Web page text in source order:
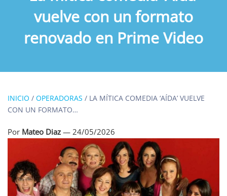
vuelve con un formato
renovado en Prime Video
INICIO / OPERADORAS / LA MÍTICA COMEDIA ‘AÍDA’ VUELVE
CON UN FORMATO…
Por Mateo Diaz — 24/05/2026